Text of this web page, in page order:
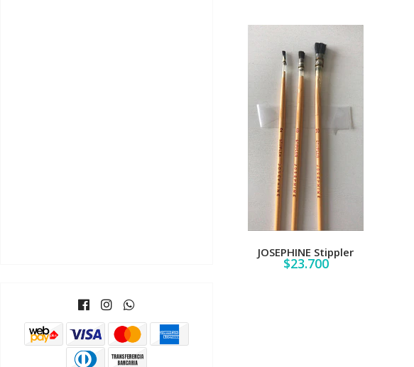
JOSEPHINE Stippler
$23.700